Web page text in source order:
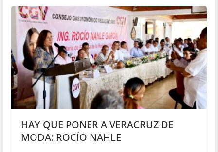
HAY QUE PONER A VERACRUZ DE
MODA: ROCÍO NAHLE